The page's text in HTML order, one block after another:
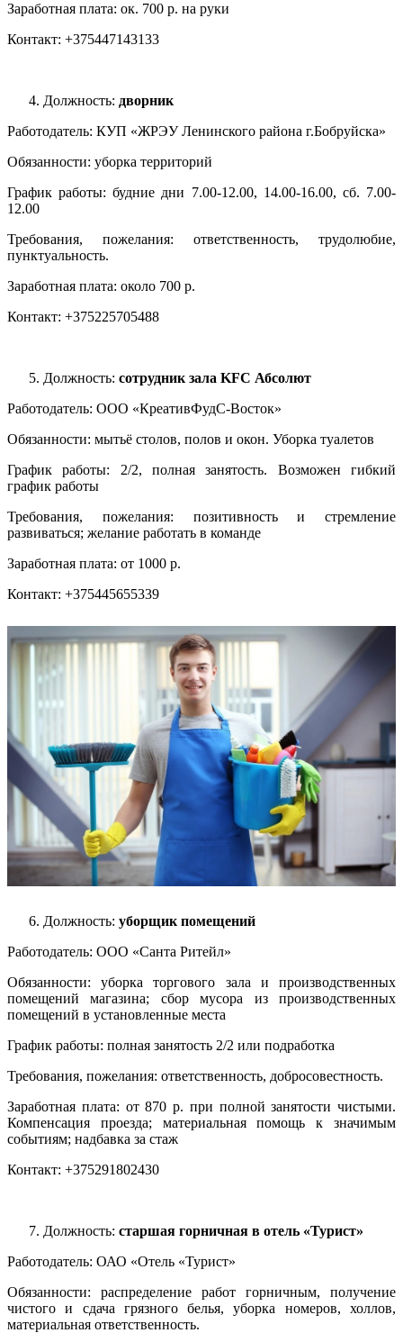
Заработная плата: ок. 700 р. на руки
Контакт: +375447143133
Должность: дворник
Работодатель: КУП «ЖРЭУ Ленинского района г.Бобруйска»
Обязанности: уборка территорий
График работы: будние дни 7.00-12.00, 14.00-16.00, сб. 7.00-
12.00
Требования, пожелания: ответственность, трудолюбие,
пунктуальность.
Заработная плата: около 700 р.
Контакт: +375225705488
Должность: сотрудник зала KFC Абсолют
Работодатель: ООО «КреативФудС-Восток»
Обязанности: мытьё столов, полов и окон. Уборка туалетов
График работы: 2/2, полная занятость. Возможен гибкий
график работы
Требования, пожелания: позитивность и стремление
развиваться; желание работать в команде
Заработная плата: от 1000 р.
Контакт: +375445655339
Должность: уборщик помещений
Работодатель: ООО «Санта Ритейл»
Обязанности: уборка торгового зала и производственных
помещений магазина; сбор мусора из производственных
помещений в установленные места
График работы: полная занятость 2/2 или подработка
Требования, пожелания: ответственность, добросовестность.
Заработная плата: от 870 р. при полной занятости чистыми.
Компенсация проезда; материальная помощь к значимым
событиям; надбавка за стаж
Контакт: +375291802430
Должность: старшая горничная в отель «Турист»
Работодатель: ОАО «Отель «Турист»
Обязанности: распределение работ горничным, получение
чистого и сдача грязного белья, уборка номеров, холлов,
материальная ответственность.